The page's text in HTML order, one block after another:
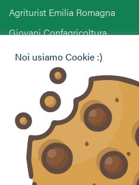
Agriturist Emilia Romagna
Giovani Confagricoltura
Pensionati Confagricoltura
Hai bisogno di
Vuoi contattarci per ricevere
commento o chiedere
CONTATTACI
Noi usiamo Cookie :)